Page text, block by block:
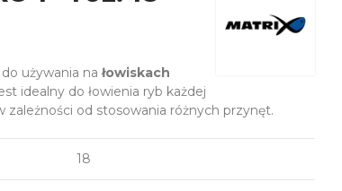
używania na łowiskach
idealny do łowienia ryb każdej
od stosowania różnych przynęt.
18